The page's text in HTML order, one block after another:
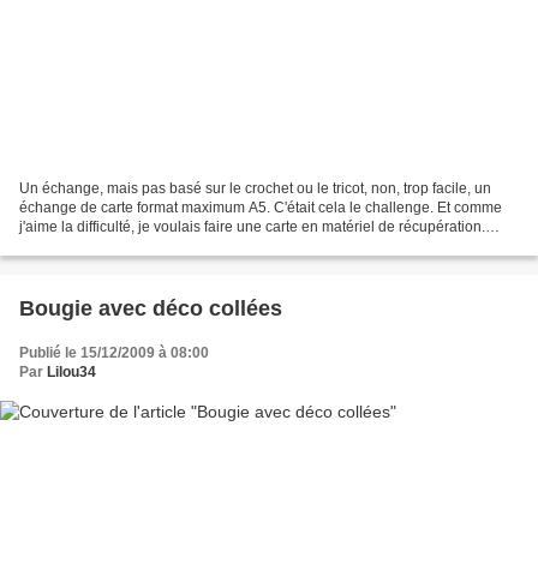
Un échange, mais pas basé sur le crochet ou le tricot, non, trop facile, un
échange de carte format maximum A5. C'était cela le challenge. Et comme
j'aime la difficulté, je voulais faire une carte en matériel de récupération.
Bougie avec déco collées
Publié le 15/12/2009 à 08:00
Par Lilou34